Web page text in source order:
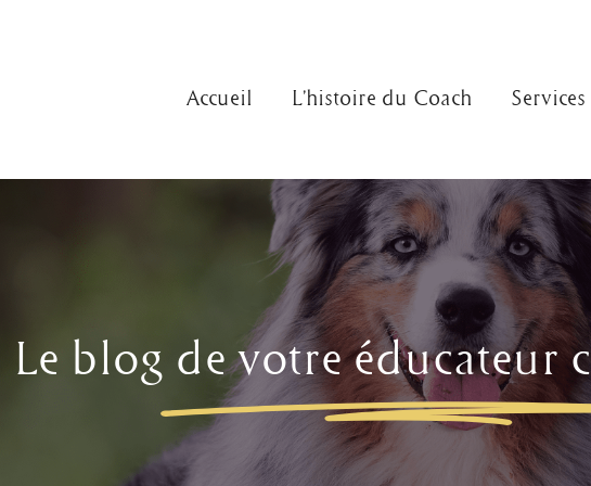
Accueil L’histoire du Coach Services
Le blog de votre éducateur